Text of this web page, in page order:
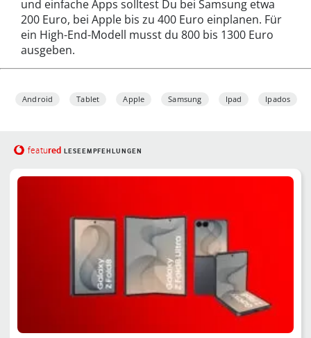
und einfache Apps solltest Du bei Samsung etwa
200 Euro, bei Apple bis zu 400 Euro einplanen. Für
ein High-End-Modell musst du 800 bis 1300 Euro
ausgeben.
Android Tablet Apple Samsung Ipad Ipados
featured LESEEMPFEHLUNGEN